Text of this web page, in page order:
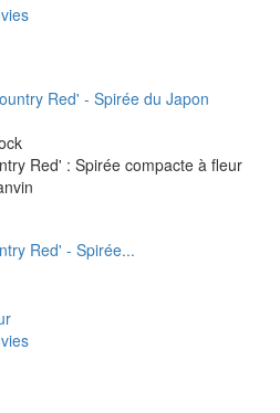
Red' : Spirée compacte à fleur
Red' - Spirée...